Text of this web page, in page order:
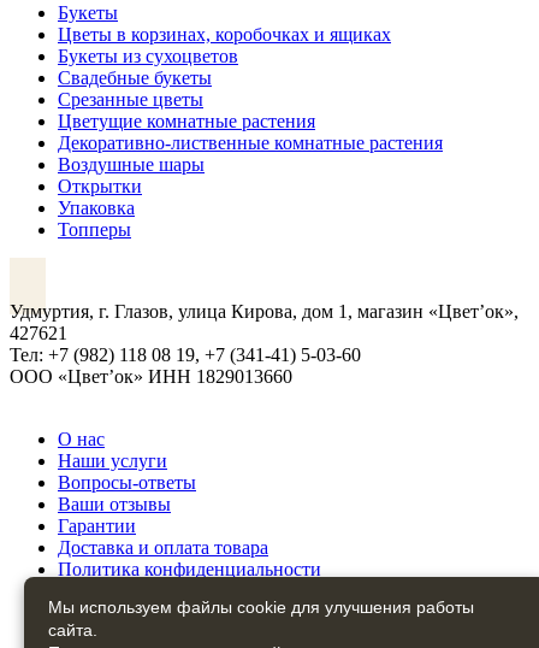
Букеты
Цветы в корзинах, коробочках и ящиках
Букеты из сухоцветов
Свадебные букеты
Срезанные цветы
Цветущие комнатные растения
Декоративно-лиственные комнатные растения
Воздушные шары
Открытки
Упаковка
Топперы
Удмуртия, г. Глазов, улица Кирова, дом 1, магазин «Цвет’ок»,
427621
Тел: +7 (982) 118 08 19, +7 (341-41) 5-03-60
ООО «Цвет’ок» ИНН 1829013660
О нас
Наши услуги
Вопросы-ответы
Ваши отзывы
Гарантии
Доставка и оплата товара
Политика конфиденциальности
Контакты
Мы используем файлы cookie для улучшения работы
сайта.